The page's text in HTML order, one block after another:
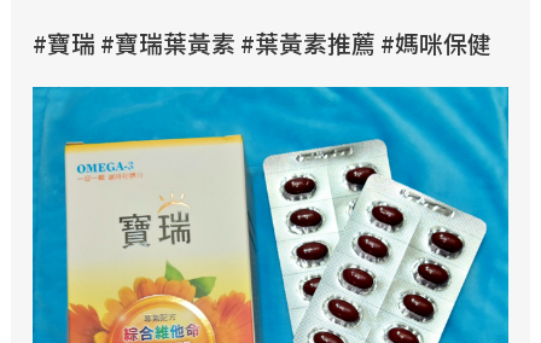
#寶瑞 #寶瑞葉黃素 #葉黃素推薦 #媽咪保健